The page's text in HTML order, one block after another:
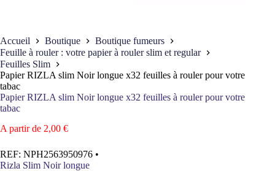
Accueil Boutique
Boutique fumeurs
Feuille à rouler : votre papier à rouler slim et regular
Feuilles Slim
Papier RIZLA slim Noir longue x32 feuilles à rouler pour votre
tabac
Papier RIZLA slim Noir longue x32 feuilles à rouler pour votre
tabac
A partir de 2,00 €
REF: NPH2563950976 •
Rizla Slim Noir longue